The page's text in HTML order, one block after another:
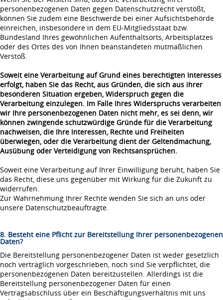
personenbezogenen Daten gegen Datenschutzrecht verstößt,
können Sie zudem eine Beschwerde bei einer Aufsichtsbehörde
einreichen, insbesondere in dem EU-Mitgliedsstaat bzw.
Bundesland Ihres gewöhnlichen Aufenthaltsorts, Arbeitsplatzes
oder des Ortes des von Ihnen beanstandeten mutmaßlichen
Verstoß.
Soweit eine Verarbeitung auf Grund eines berechtigten Interesses
erfolgt, haben Sie das Recht, aus Gründen, die sich aus ihrer
besonderen Situation ergeben, Widerspruch gegen die
Verarbeitung einzulegen. Im Falle Ihres Widerspruchs verarbeiten
wir Ihre personenbezogenen Daten nicht mehr, es sei denn, wir
können zwingende schutzwürdige Gründe für die Verarbeitung
nachweisen, die Ihre Interessen, Rechte und Freiheiten
überwiegen, oder die Verarbeitung dient der Geltendmachung,
Ausübung oder Verteidigung von Rechtsansprüchen.
Soweit eine Verarbeitung auf Ihrer Einwilligung beruht, haben Sie
das Recht, diese uns gegenüber mit Wirkung für die Zukunft zu
widerrufen.
Zur Wahrnehmung Ihrer Rechte wenden Sie sich an uns oder
unsere Datenschutzbeauftragte.
8. Besteht eine Pflicht zur Bereitstellung Ihrer personenbezogenen
Daten?
Die Bereitstellung personenbezogener Daten ist weder gesetzlich
noch vertraglich vorgeschrieben, noch sind Sie verpflichtet, die
personenbezogenen Daten bereitzustellen. Allerdings ist die
Bereitstellung personenbezogener Daten für einen
Vertragsabschluss über ein Beschäftigungsverhältnis mit uns